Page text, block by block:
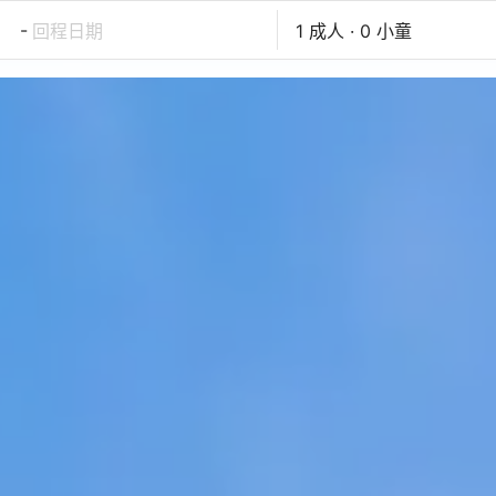
- 回程日期 1 成人 · 0 小童